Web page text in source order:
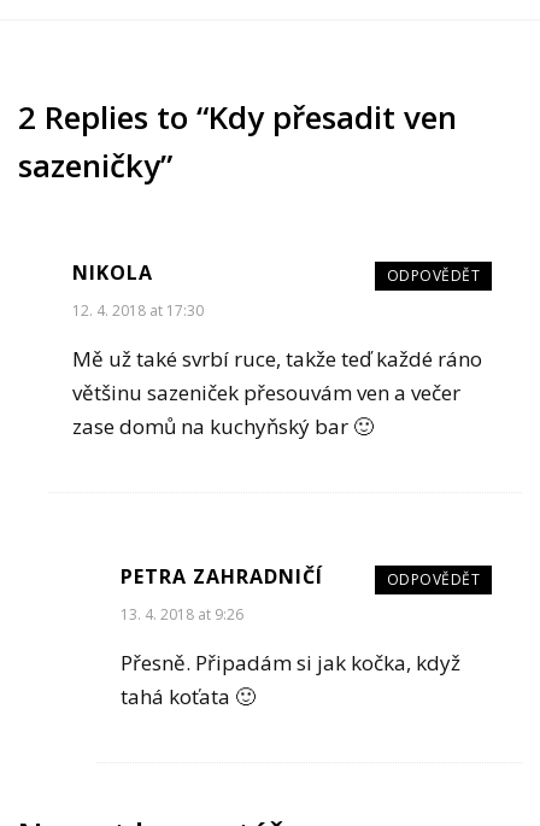
2 Replies to “Kdy přesadit ven
sazeničky”
ODPOVĚDĚT
NIKOLA
12. 4. 2018 at 17:30
Mě už také svrbí ruce, takže teď každé ráno
většinu sazeniček přesouvám ven a večer
zase domů na kuchyňský bar 🙂
ODPOVĚDĚT
PETRA ZAHRADNIČÍ
13. 4. 2018 at 9:26
Přesně. Připadám si jak kočka, když
tahá koťata 🙂